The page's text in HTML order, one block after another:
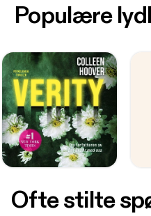
Populære
Ofte stilte